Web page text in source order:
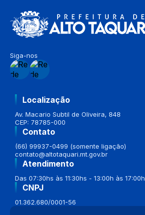
Siga-nos
Localização
Av. Macario Subtil de Oliveira, 848
CEP: 78785-000
Contato
(66) 99937-0499 (somente ligação)
contato@altotaquari.mt.gov.br
Atendimento
Das 07:30hs às 11:30hs - 13:00h às 17:00h
CNPJ
01.362.680/0001-56